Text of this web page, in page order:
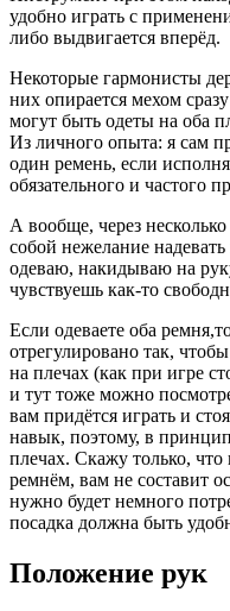
удобно играть с
либо выдвигается вперёд.
Некоторые гармонисты
них опирается мехом
могут быть одеты на оба
Из личного опыта: я сам
один ремень, если
обязательного и частого
А вообще, через несколько
собой нежелание
одеваю, накидываю на
чувствуешь как-то
Если одеваете оба
отрегулировано так,
на плечах (как при игре
и тут тоже можно
вам придётся играть и
навык, поэтому, в
плечах. Скажу только,
ремнём, вам не составит
нужно будет немного
посадка должна быть
Положение рук